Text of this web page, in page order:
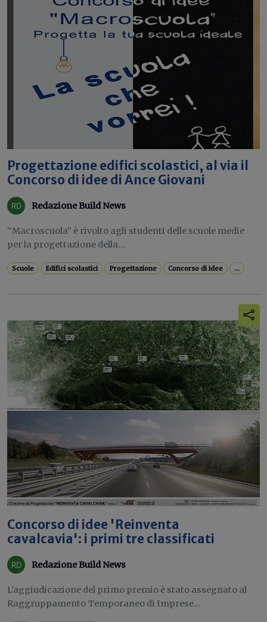
Progettazione edifici scolastici, al via il
Concorso di idee di Ance Giovani
Redazione Build News
“Macroscuola” è rivolto agli studenti delle scuole medie
per la progettazione della...
Scuole Edifici scolastici Progettazione Concorso di idee ...
Concorso di idee 'Reinventa
cavalcavia': i primi tre classificati
Redazione Build News
L’aggiudicazione del primo premio è stato assegnato al
Raggruppamento Temporaneo di Imprese...